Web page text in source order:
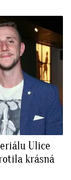
Ulice
krásná